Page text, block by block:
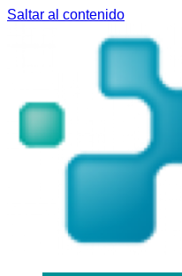
Saltar al contenido